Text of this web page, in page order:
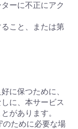
ーに不正にアク
こと、または第
に保つために、
に、本サービス
があります。
のために必要な場